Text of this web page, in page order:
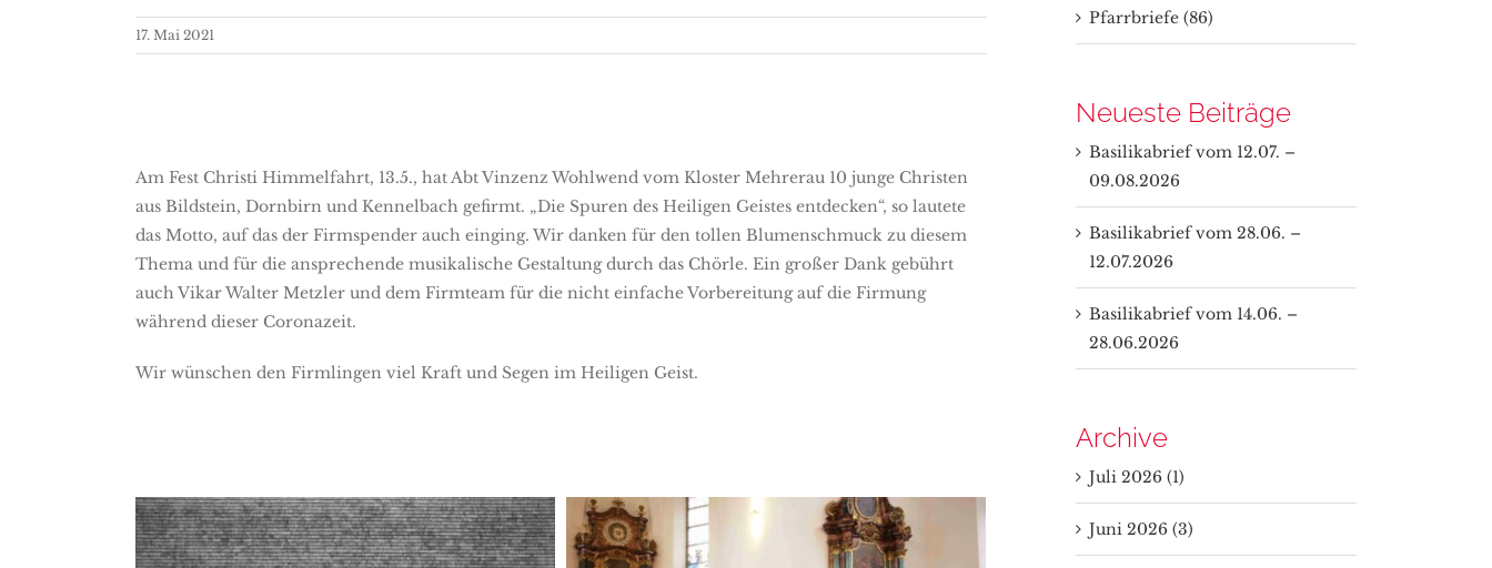
17. Mai 2021
Am Fest Christi Himmelfahrt, 13.5., hat Abt Vinzenz Wohlwend vom Kloster Mehrerau 10 junge Christen
aus Bildstein, Dornbirn und Kennelbach gefirmt. „Die Spuren des Heiligen Geistes entdecken“, so lautete
das Motto, auf das der Firmspender auch einging. Wir danken für den tollen Blumenschmuck zu diesem
Thema und für die ansprechende musikalische Gestaltung durch das Chörle. Ein großer Dank gebührt
auch Vikar Walter Metzler und dem Firmteam für die nicht einfache Vorbereitung auf die Firmung
während dieser Coronazeit.
Wir wünschen den Firmlingen viel Kraft und Segen im Heiligen Geist.
Pfarrbriefe (86)
Neueste Beiträge
Basilikabrief vom 12.07. –
09.08.2026
Basilikabrief vom 28.06. –
12.07.2026
Basilikabrief vom 14.06. –
28.06.2026
Archive
Juli 2026 (1)
Juni 2026 (3)